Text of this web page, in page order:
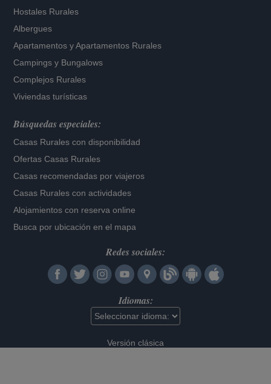
Hostales Rurales
Albergues
Apartamentos yApartamentos Rurales
Campings y Bungalows
Complejos Rurales
Viviendas turísticas
Búsquedas especiales:
Casas Rurales con disponibilidad
Ofertas Casas Rurales
Casas recomendadas por viajeros
Casas Rurales con actividades
Alojamientos con reserva online
Busca por ubicación en el mapa
Redes sociales:
Idiomas:
Versión clásica